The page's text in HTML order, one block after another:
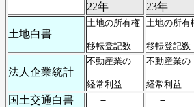
22年 23年
土地白書
土地の所有権
移転登記数
土地の所有
移転登記数
法人企業統計
不動産業の
経常利益
不動産業の
経常利益
国土交通白書 － －